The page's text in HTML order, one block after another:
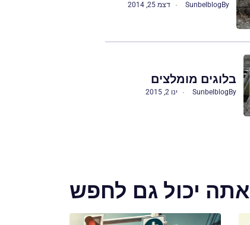
By
Sunbelblog דצמ 25, 2014
בלוגים מומלצים
By
Sunbelblog ינו 2, 2015
אתה יכול גם לחפש